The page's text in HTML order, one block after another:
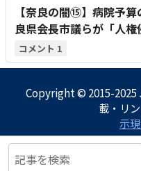
【奈良の闇⑮】病院予
良県会長市議らが「人
1
Copyright © 2015-2025
載・リ
示